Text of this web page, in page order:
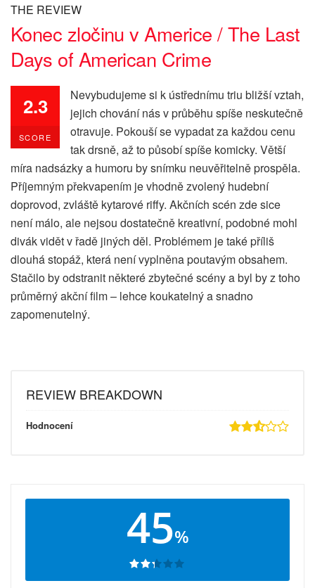
THE REVIEW
Konec zločinu v Americe / The Last
Days of American Crime
2.3
SCORE
Nevybudujeme si k ústřednímu triu bližší vztah,
jejich chování nás v průběhu spíše neskutečně
otravuje. Pokouší se vypadat za každou cenu
tak drsně, až to působí spíše komicky. Větší
míra nadsázky a humoru by snímku neuvěřitelně prospěla.
Příjemným překvapením je vhodně zvolený hudební
doprovod, zvláště kytarové riffy. Akčních scén zde sice
není málo, ale nejsou dostatečně kreativní, podobné mohl
divák vidět v řadě jiných děl. Problémem je také příliš
dlouhá stopáž, která není vyplněna poutavým obsahem.
Stačilo by odstranit některé zbytečné scény a byl by z toho
průměrný akční film – lehce koukatelný a snadno
zapomenutelný.
REVIEW BREAKDOWN
Hodnocení
45%